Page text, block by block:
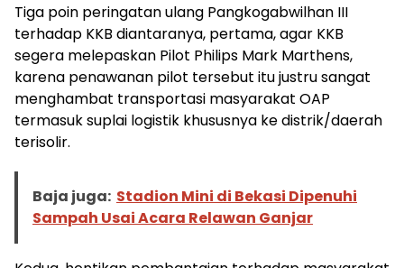
Tiga poin peringatan ulang Pangkogabwilhan III
terhadap KKB diantaranya, pertama, agar KKB
segera melepaskan Pilot Philips Mark Marthens,
karena penawanan pilot tersebut itu justru sangat
menghambat transportasi masyarakat OAP
termasuk suplai logistik khususnya ke distrik/daerah
terisolir.
Baja juga: Stadion Mini di Bekasi Dipenuhi
Sampah Usai Acara Relawan Ganjar